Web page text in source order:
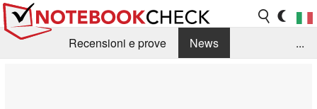
Recensioni e prove
News
...